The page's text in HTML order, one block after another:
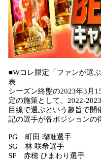
■Wコレ限定「ファンが選
表
シーズン終盤の2023年3月
定の施策として、2022-
目線で選ぶという趣旨で
記の選手が各ポジションの
PG 町田 瑠唯選手
SG 林 咲希選手
SF 赤穂 ひまわり選手